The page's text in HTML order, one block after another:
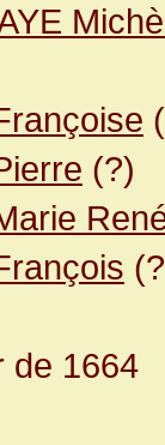
(?)
de 1664